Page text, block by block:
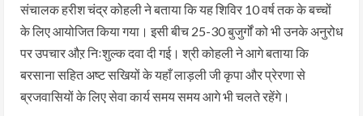
संचालक हरीश चंद्र कोहली ने बताया कि यह शिविर 10 वर्ष तक के बच्चों
के लिए आयोजित किया गया। इसी बीच 25-30 बुजुर्गों को भी उनके अनुरोध
पर उपचार औऱ निःशुल्क दवा दी गई। श्री कोहली ने आगे बताया कि
बरसाना सहित अष्ट सखियों के यहाँ लाड़ली जी कृपा और प्रेरणा से
ब्रजवासियों के लिए सेवा कार्य समय समय आगे भी चलते रहेंगे।